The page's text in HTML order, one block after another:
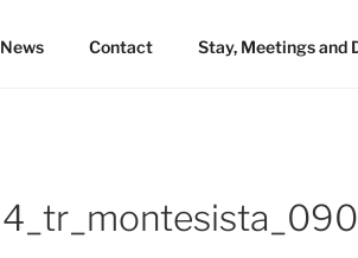
News Contact Stay, Meetings and
4_tr_montesista_090